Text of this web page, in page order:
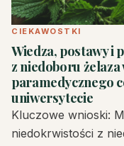
CIEKAWOSTKI
Wiedza, postawy i
z niedoboru
paramedycznego
uniwersytecie
Kluczowe wnioski:
niedokrwistości z